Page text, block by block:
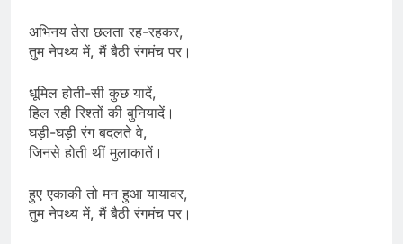
अभिनय तेरा छलता रह-रहकर,
तुम नेपथ्य में, मैं बैठी रंगमंच पर।
धूमिल होती-सी कुछ यादें,
हिल रही रिश्तों की बुनियादें।
घड़ी-घड़ी रंग बदलते वे,
जिनसे होती थीं मुलाकातें।
हुए एकाकी तो मन हुआ यायावर,
तुम नेपथ्य में, मैं बैठी रंगमंच पर।